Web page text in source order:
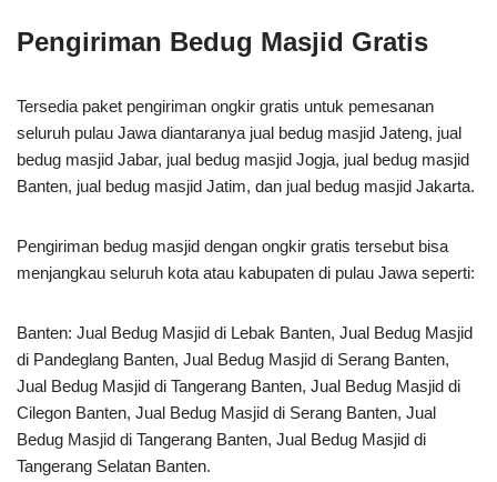
Pengiriman Bedug Masjid Gratis
Tersedia paket pengiriman ongkir gratis untuk pemesanan
seluruh pulau Jawa diantaranya jual bedug masjid Jateng, jual
bedug masjid Jabar, jual bedug masjid Jogja, jual bedug masjid
Banten, jual bedug masjid Jatim, dan jual bedug masjid Jakarta.
Pengiriman bedug masjid dengan ongkir gratis tersebut bisa
menjangkau seluruh kota atau kabupaten di pulau Jawa seperti:
Banten: Jual Bedug Masjid di Lebak Banten, Jual Bedug Masjid
di Pandeglang Banten, Jual Bedug Masjid di Serang Banten,
Jual Bedug Masjid di Tangerang Banten, Jual Bedug Masjid di
Cilegon Banten, Jual Bedug Masjid di Serang Banten, Jual
Bedug Masjid di Tangerang Banten, Jual Bedug Masjid di
Tangerang Selatan Banten.